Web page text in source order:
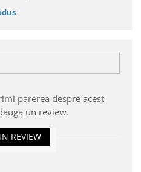
parerea despre acest
un review.
REVIEW